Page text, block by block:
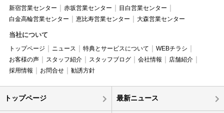
新宿営業センター 赤坂営業センター
目白営業センター
白金高輪営業センター
恵比寿営業センター 大森営業センター
当社について
トップページ ニュース 特典とサービスについて
WEBチラシ
お客様の声
スタッフ紹介 スタッフブログ 会社情報
店舗紹介
採用情報
お問合せ 勧誘方針
トップページ 最新ニュース